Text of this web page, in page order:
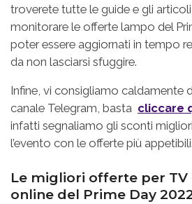
troverete tutte le guide e gli
monitorare le offerte lampo del
poter essere aggiornati in tempo
da non lasciarsi sfuggire.
Infine, vi consigliamo caldamente
canale Telegram, basta cliccare
infatti segnaliamo gli sconti
l’evento con le offerte più appetibili.
Le migliori offerte per TV
online del Prime Day